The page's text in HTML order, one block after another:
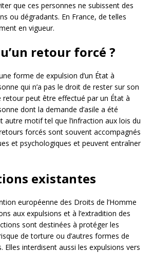
que ces personnes ne subissent des
ou dégradants. En France, de telles
en vigueur.
retour forcé ?
forme de expulsion d’un État à
qui n’a pas le droit de rester sur son
retour peut être effectué par un État à
dont la demande d’asile a été
motif tel que l’infraction aux lois du
forcés sont souvent accompagnés
et psychologiques et peuvent entraîner
existantes
européenne des Droits de l’Homme
aux expulsions et à l’extradition des
sont destinées à protéger les
de torture ou d’autres formes de
Elles interdisent aussi les expulsions vers